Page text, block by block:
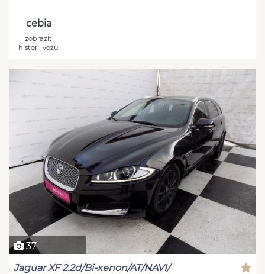
cebia
zobrazit
historii vozu
37
Jaguar XF 2.2d/Bi-xenon/AT/NAVI/